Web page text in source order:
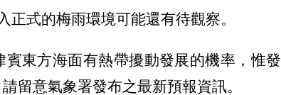
式的梅雨環境可能還有待觀察。
東方海面有熱帶擾動發展的機率，惟發
留意氣象署發布之最新預報資訊。